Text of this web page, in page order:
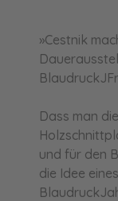
»Cestnik
Dass man
und für den
die Idee